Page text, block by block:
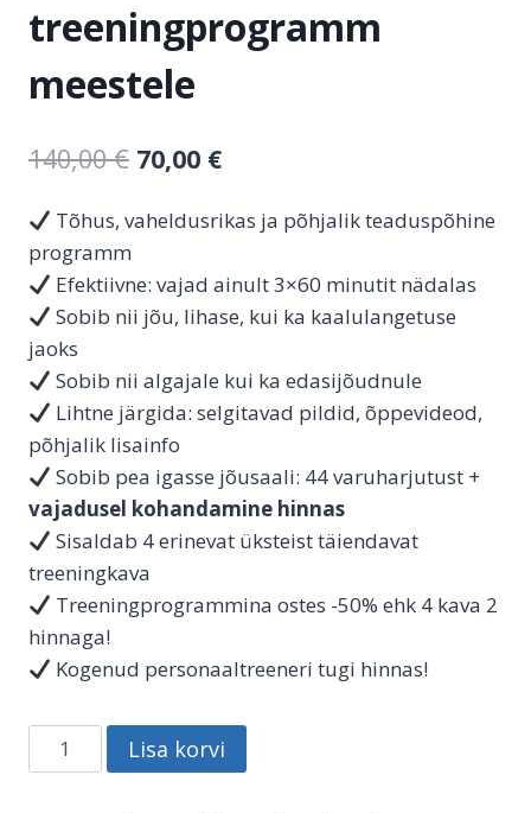
treeningprogramm
meestele
140,00€ 70,00 €
Tõhus, vaheldusrikas ja põhjalik teaduspõhine
programm
Efektiivne: vajad ainult 3×60 minutit nädalas
Sobib nii jõu, lihase, kui ka kaalulangetuse
jaoks
Sobib nii algajale kui ka edasijõudnule
Lihtne järgida: selgitavad pildid, õppevideod,
põhjalik lisainfo
Sobib pea igasse jõusaali: 44 varuharjutust +
vajadusel kohandamine hinnas
Sisaldab 4 erinevat üksteist täiendavat
treeningkava
Treeningprogrammina ostes -50% ehk 4 kava 2
hinnaga!
Kogenud personaaltreeneri tugi hinnas!
nädalas
Lisa korvi